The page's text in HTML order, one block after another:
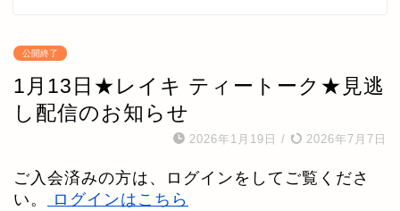
公開終了
1月13日★レイキ ティートーク★見逃
し配信のお知らせ
2026年1月19日 / 2026年7月7日
ご入会済みの方は、ログインをしてご覧くださ
い。
ログインはこちら